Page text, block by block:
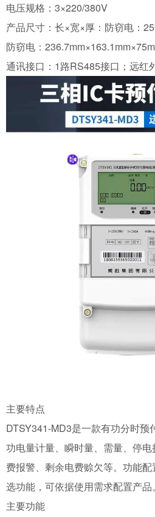
电压规格：3×220/380V
产品尺寸：长×宽×厚：防窃电：
防窃电：
通讯接口：1路RS485接口；远红
主要特点
DTSY341-MD3是一款有功分时
功电量计量、瞬时量、需量、停
费报警、剩余电费赊欠等。功能
选功能，可依据使用需求配置产品。
主要功能